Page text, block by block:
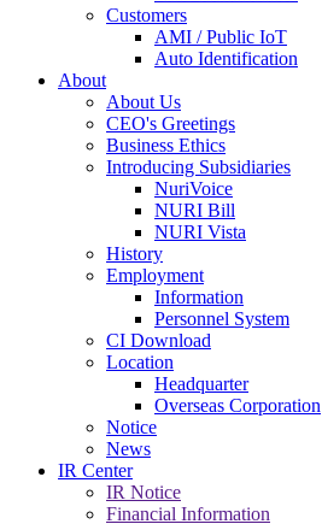
Customers
AMI / Public IoT
Auto Identification
About
About Us
CEO's Greetings
Business Ethics
Introducing Subsidiaries
NuriVoice
NURI Bill
NURI Vista
History
Employment
Information
Personnel System
CI Download
Location
Headquarter
Overseas Corporation
Notice
News
IR Center
IR Notice
Financial Information